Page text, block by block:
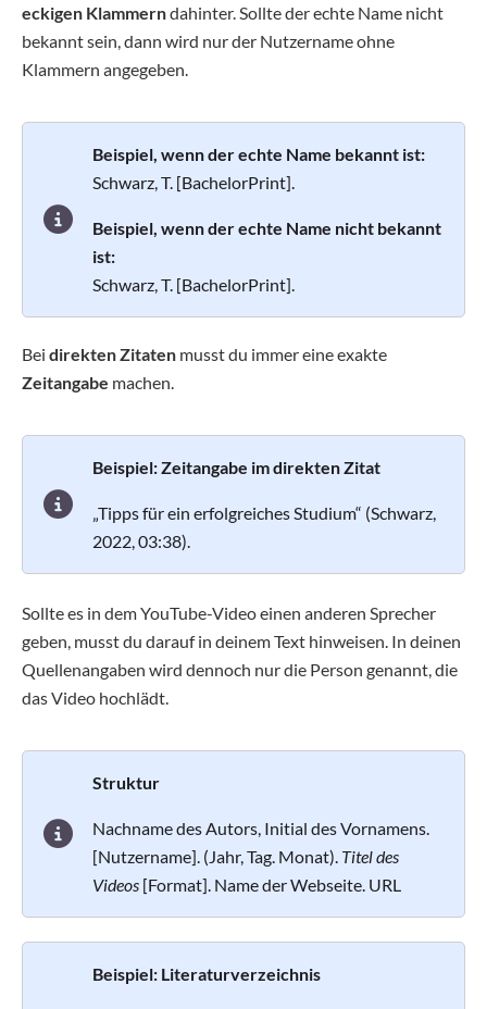
eckigen Klammerndahinter. Sollte der echte Name nicht
bekannt sein, dann wird nur der Nutzername ohne
Klammern angegeben.
Beispiel, wenn der echte Name bekannt ist:
Schwarz, T. [BachelorPrint].
Beispiel, wenn der echte Name nicht bekannt
ist:
Schwarz, T. [BachelorPrint].
Bei direkten Zitaten musst du immer eine exakte
Zeitangabe machen.
Beispiel: Zeitangabe im direkten Zitat
„Tipps für ein erfolgreiches Studium“ (Schwarz,
2022, 03:38).
Sollte es in dem YouTube-Video einen anderen Sprecher
geben, musst du darauf in deinem Text hinweisen. In deinen
Quellenangaben wird dennoch nur die Person genannt, die
das Video hochlädt.
Struktur
Nachname des Autors, Initial des Vornamens.
[Nutzername]. (Jahr, Tag. Monat). Titel des
Videos [Format]. Name der Webseite. URL
Beispiel: Literaturverzeichnis